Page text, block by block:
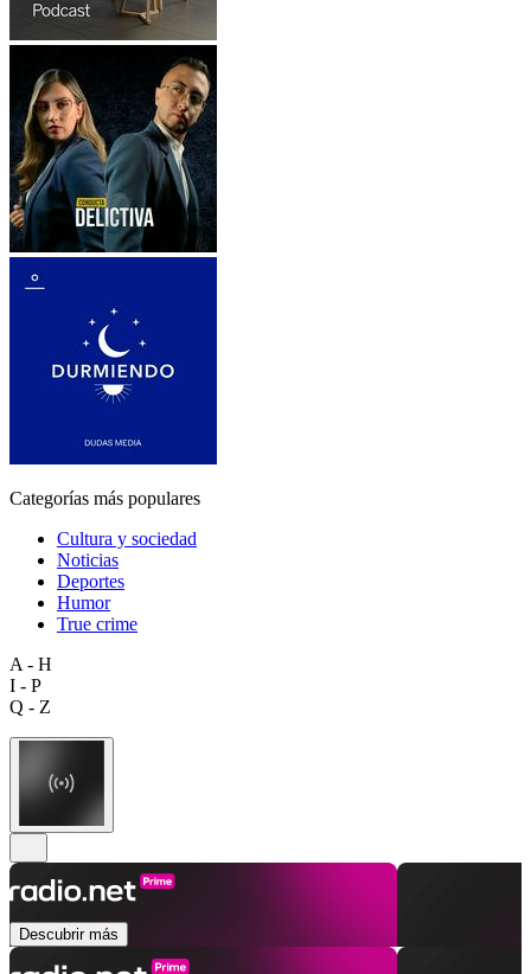
Categorías más populares
Cultura y sociedad
Noticias
Deportes
Humor
True crime
A - H
I - P
Q - Z
Descubrir más